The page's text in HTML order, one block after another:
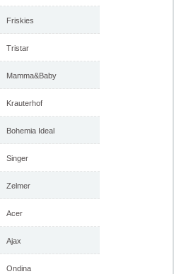
Friskies
Tristar
Mamma&Baby
Krauterhof
Bohemia Ideal
Singer
Zelmer
Acer
Ajax
Ondina